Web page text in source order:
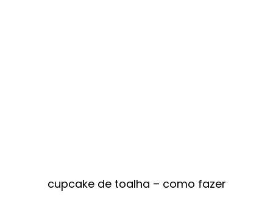
cupcake de toalha – como fazer